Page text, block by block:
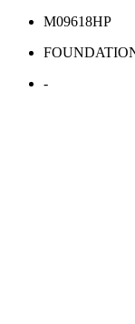
M09618HP
-